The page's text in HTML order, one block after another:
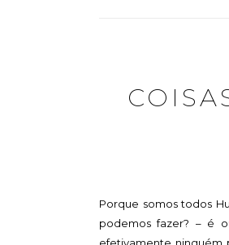
Porque somos todos
podemos fazer? – é